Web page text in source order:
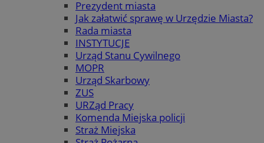
Prezydent miasta
Jak załatwić sprawę w Urzędzie Miasta?
Rada miasta
INSTYTUCJE
Urząd Stanu Cywilnego
MOPR
Urząd Skarbowy
ZUS
URZąd Pracy
Komenda Miejska policji
Straż Miejska